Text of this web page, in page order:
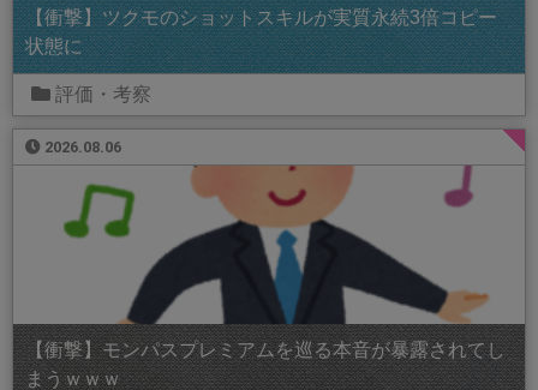
【衝撃】ツクモのショットスキルが実質永続3倍コピー
状態に
評価・考察
2026.08.06
【衝撃】モンパスプレミアムを巡る本音が暴露されてし
まうｗｗｗ